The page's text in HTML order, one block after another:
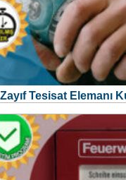
Zayıf Tesisat Elemanı